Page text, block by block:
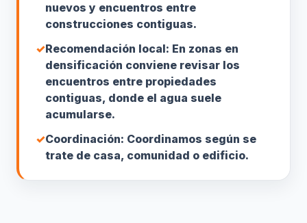
nuevos y encuentros entre
construcciones contiguas.
✓Recomendación local: En zonas en
densificación conviene revisar los
encuentros entre propiedades
contiguas, donde el agua suele
acumularse.
✓Coordinación: Coordinamos según se
trate de casa, comunidad o edificio.